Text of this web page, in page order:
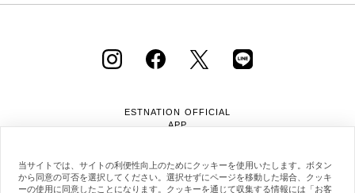
ESTNATION OFFICIAL
APP
当サイトでは、サイトの利便性向上のためにクッキーを使用いたします。ボタン
から同意の可否を選択してください。選択せずにページを移動した場合、クッキ
ーの使用に同意したことになります。クッキーを通じて収集する情報には「お客